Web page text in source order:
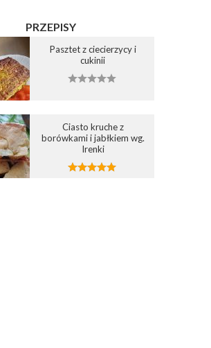
PRZEPISY
Pasztet z ciecierzycy i
cukinii
Ciasto kruche z
borówkami i jabłkiem wg.
Irenki